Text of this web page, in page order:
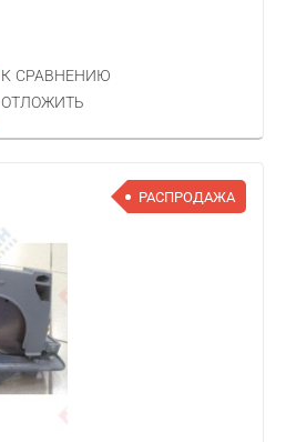
К СРАВНЕНИЮ
ОТЛОЖИТЬ
РАСПРОДАЖА